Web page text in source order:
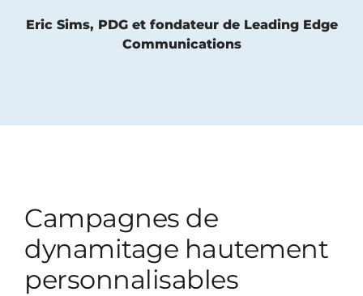
Eric Sims, PDG et fondateur de Leading Edge
Communications
Campagnes de
dynamitage hautement
personnalisables